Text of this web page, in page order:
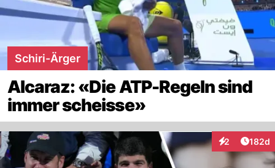
Schiri-Ärger
Alcaraz: «Die ATP-Regeln sind
immer scheisse»
2
Interaktionen
182d